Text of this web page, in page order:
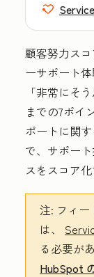
顧客努力ス
ーサポート
「非常にそう
までの7ポイ
ポートに関
で、サポー
スをスコア
注: フィ
は、
る必要が
HubSpot